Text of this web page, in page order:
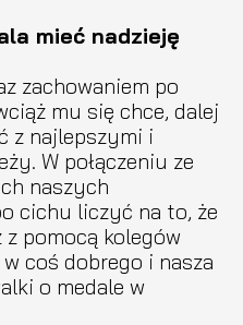
mieć nadzieję
zachowaniem po
mu się chce, dalej
z najlepszymi i
W połączeniu ze
naszych
cichu liczyć na to, że
pomocą kolegów
coś dobrego i nasza
o medale w